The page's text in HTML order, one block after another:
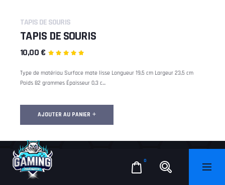
0
TAPIS DE SOURIS
TAPIS DE SOURIS
10,00 €
Type de matériau Surface mate lisse Longueur 19,5 cm Largeur 23,5 cm
Poids 82 grammes Épaisseur 0,3 c...
AJOUTER AU PANIER